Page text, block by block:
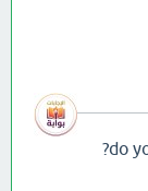
سوف تجد إجابة سؤال do you play word games?